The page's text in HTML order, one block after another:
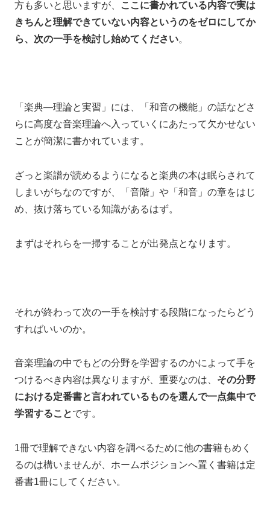
方も多いと思いますが、
ここに書かれている内容で実は
きちんと理解できていない内容というのをゼロにしてか
ら、 次の一手を検討し始めてください。
「楽典―理論と実習」には、「和音の機能」の話などさ
らに高度な音楽理論へ入っていくにあたって欠かせない
ことが簡潔に書かれています。
ざっと楽譜が読めるようになると楽典の本は眠らされて
しまいがちなのですが、「音階」や「和音」の章をはじ
め、抜け落ちている知識があるはず。
まずはそれらを一掃することが出発点となります。
それが終わって次の一手を検討する段階になったらどう
すればいいのか。
音楽理論の中でもどの分野を学習するのかによって手を
つけるべき内容は異なりますが、重要なのは、 その分野
における定番書と言われているものを選んで一点集中で
学習することです。
1冊で理解できない内容を調べるために他の書籍もめく
るのは構いませんが、ホームポジションへ置く書籍は定
番書1冊にしてください。